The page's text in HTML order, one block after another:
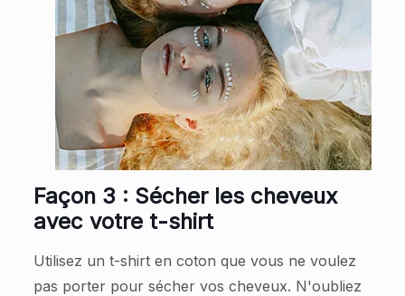
Façon 3 : Sécher les cheveux
avec votre t-shirt
Utilisez un t-shirt en coton que vous ne voulez
pas porter pour sécher vos cheveux. N'oubliez